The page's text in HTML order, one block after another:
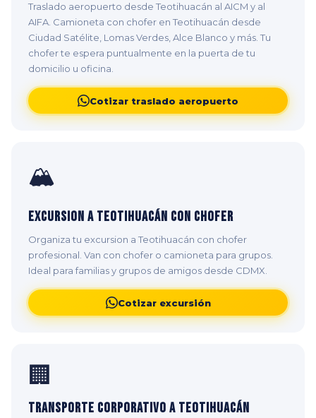
Traslado aeropuerto desde Teotihuacán al AICM y al
AIFA. Camioneta con chofer en Teotihuacán desde
Ciudad Satélite, Lomas Verdes, Alce Blanco y más. Tu
chofer te espera puntualmente en la puerta de tu
domicilio u oficina.
Cotizar traslado aeropuerto
🏔️
Excursion a Teotihuacán con Chofer
Organiza tu excursion a Teotihuacán con chofer
profesional. Van con chofer o camioneta para grupos.
Ideal para familias y grupos de amigos desde CDMX.
Cotizar excursión
🏢
Transporte Corporativo a Teotihuacán